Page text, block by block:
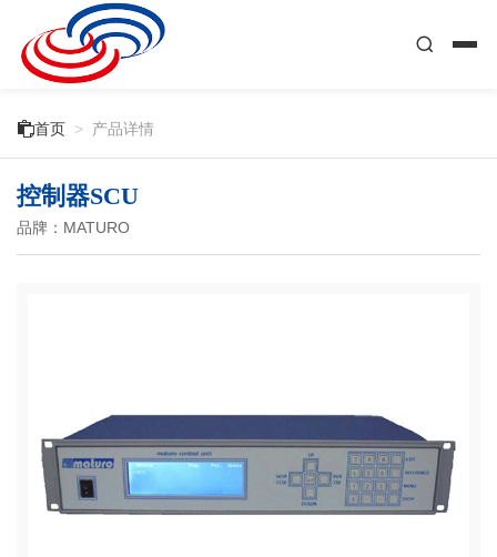
首页 > 产品详情
控制器SCU
品牌：MATURO